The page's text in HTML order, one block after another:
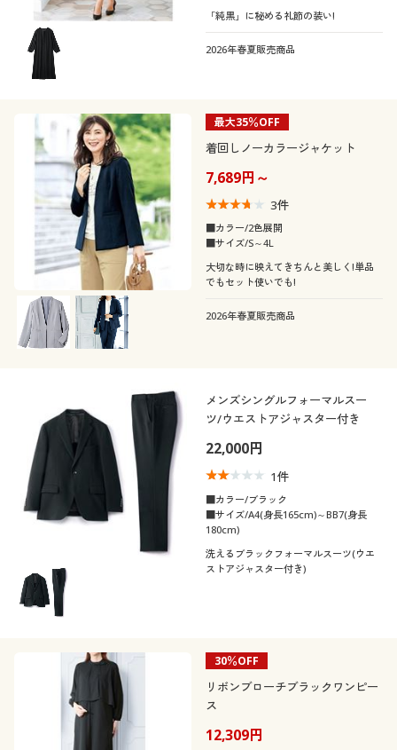
「純黒」に秘める礼節の装い!
2026年春夏販売商品
最大35％OFF
着回しノーカラージャケット
7,689円～
3件
■カラー/2色展開
■サイズ/S～4L
大切な時に映えてきちんと美しく!単品
でもセット使いでも!
2026年春夏販売商品
メンズシングルフォーマルスー
ツ/ウエストアジャスター付き
22,000円
1件
■カラー/ブラック
■サイズ/A4(身長165cm)～BB7(身長
180cm)
洗えるブラックフォーマルスーツ(ウエ
ストアジャスター付き)
30％OFF
リボンブローチブラックワンピー
ス
12,309円